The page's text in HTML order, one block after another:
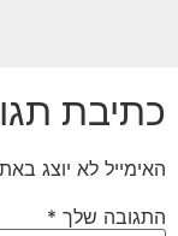
כתיבת
האימייל לא יוצג
התגובה שלך *